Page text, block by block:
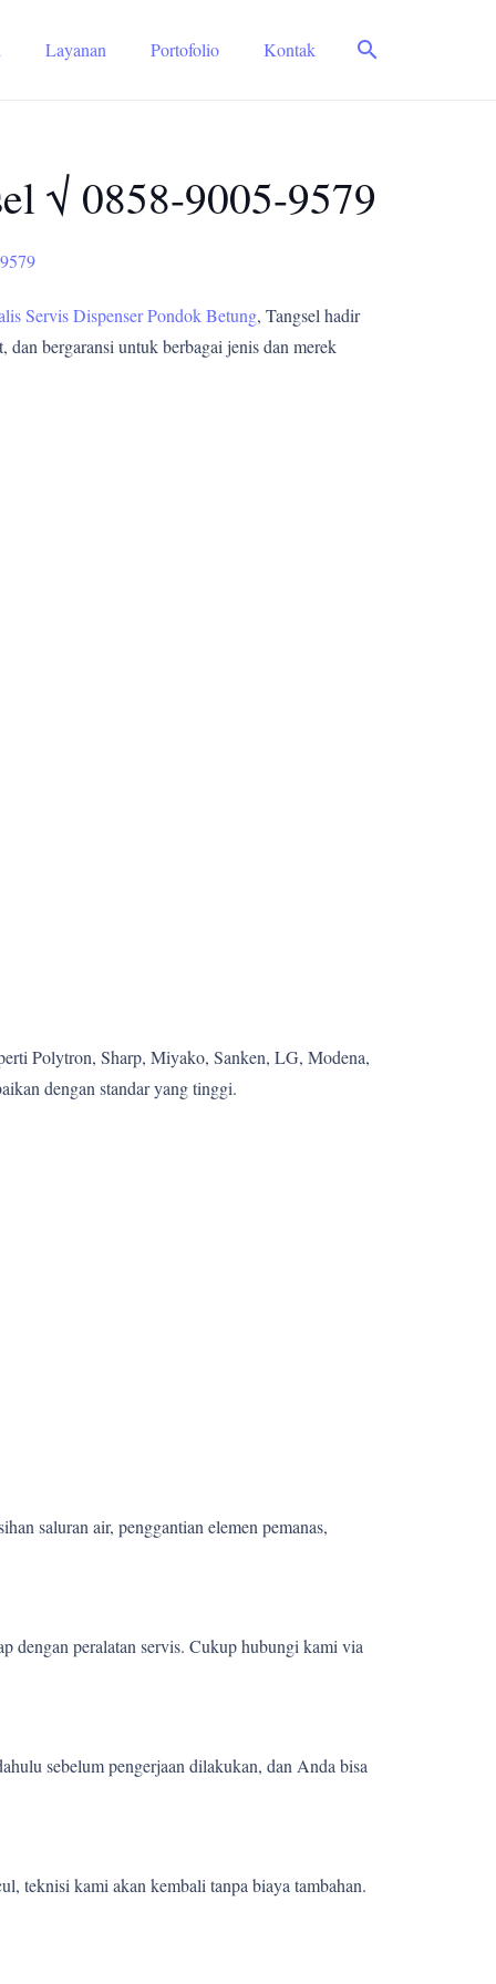
Layanan Portofolio Kontak search
√ 0858-9005-9579
Servis Dispenser Pondok Betung, Tangsel hadir
dan bergaransi untuk berbagai jenis dan merek
Polytron, Sharp, Miyako, Sanken, LG, Modena,
dengan standar yang tinggi.
saluran air, penggantian elemen pemanas,
dengan peralatan servis. Cukup hubungi kami via
sebelum pengerjaan dilakukan, dan Anda bisa
teknisi kami akan kembali tanpa biaya tambahan.